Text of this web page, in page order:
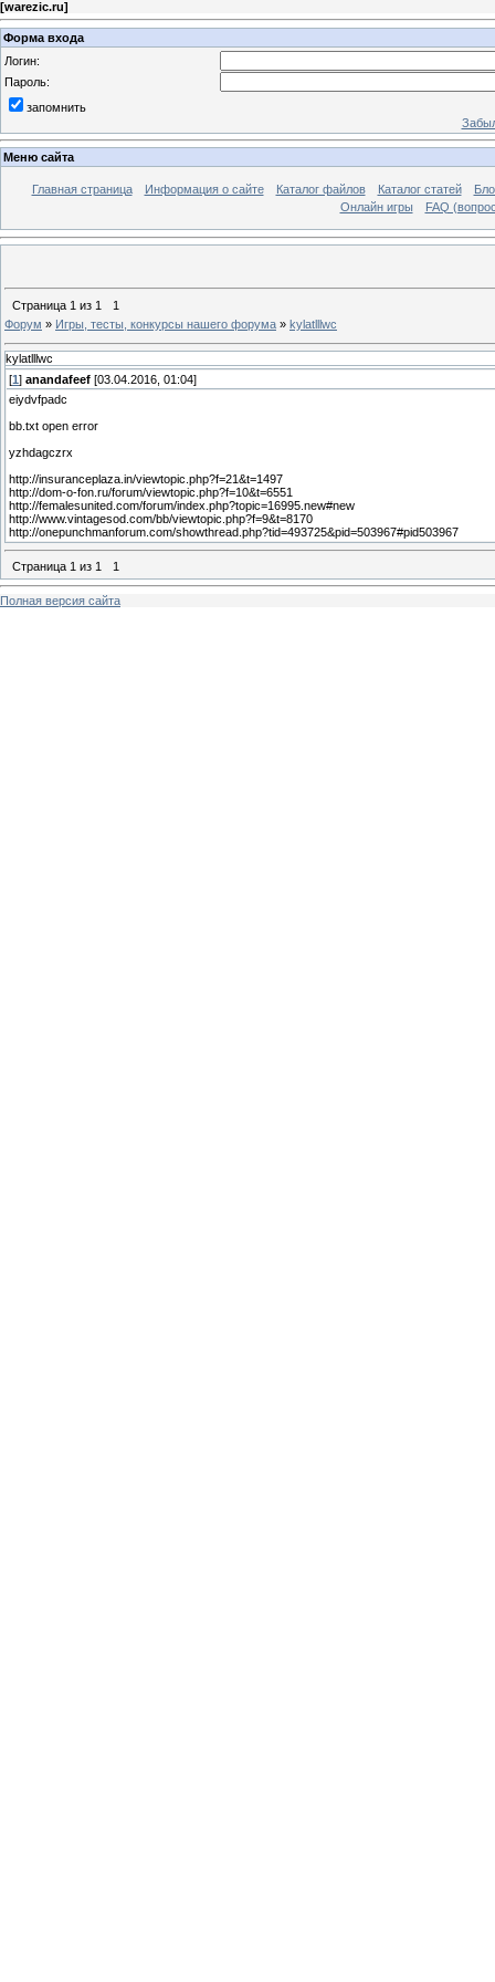
[warezic.ru]
Форма входа
Логин:
Пароль:
запомнить
Меню сайта
Главная страница Информация о сайте Каталог файлов Каталог статей
Онлайн игры
FAQ
Страница 1 из 1
1
Форум » Игры, тесты, конкурсы нашего форума » kylatlllwc
kylatlllwc
[1 ] anandafeef [03.04.2016, 01:04]
eiydvfpadc
bb.txt open error
yzhdagczrx
http://insuranceplaza.in/viewtopic.php?f=21&t=1497
http://dom-o-fon.ru/forum/viewtopic.php?f=10&t=6551
http://femalesunited.com/forum/index.php?topic=16995.new#new
http://www.vintagesod.com/bb/viewtopic.php?f=9&t=8170
http://onepunchmanforum.com/showthread.php?tid=493725&pid=503967#pid503967
Страница 1 из 1 1
Полная версия сайта